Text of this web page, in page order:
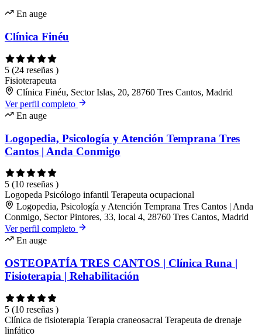
En auge
Clínica Finéu
5 (24 reseñas )
Fisioterapeuta
Clínica Finéu, Sector Islas, 20, 28760 Tres Cantos, Madrid
Ver perfil completo
En auge
Logopedia, Psicología y Atención Temprana Tres
Cantos | Anda Conmigo
5 (10 reseñas )
Logopeda Psicólogo infantil Terapeuta ocupacional
Logopedia, Psicología y Atención Temprana Tres Cantos | Anda
Conmigo, Sector Pintores, 33, local 4, 28760 Tres Cantos, Madrid
Ver perfil completo
En auge
OSTEOPATÍA TRES CANTOS | Clínica Runa |
Fisioterapia | Rehabilitación
5 (10 reseñas )
Clínica de fisioterapia Terapia craneosacral Terapeuta de drenaje
linfático